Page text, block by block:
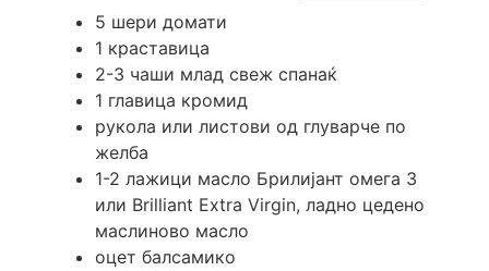
5 шери домати
1 краставица
2-3 чаши млад свеж спанаќ
1 главица кромид
рукола или листови од глуварче по
желба
1-2 лажици масло Брилијант омега 3
или Brilliant Extra Virgin, ладно цедено
маслиново масло
оцет балсамико